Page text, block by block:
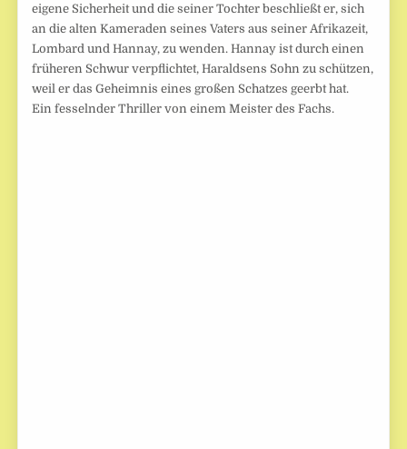
eigene Sicherheit und die seiner Tochter beschließt er, sich
an die alten Kameraden seines Vaters aus seiner Afrikazeit,
Lombard und Hannay, zu wenden. Hannay ist durch einen
früheren Schwur verpflichtet, Haraldsens Sohn zu schützen,
weil er das Geheimnis eines großen Schatzes geerbt hat.
Ein fesselnder Thriller von einem Meister des Fachs.